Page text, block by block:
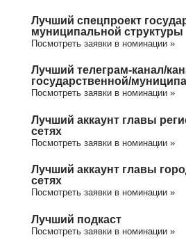
Лучший спецпроект
муниципальной структуры
Посмотреть заявки в номинации »
Лучший телеграм-канал/
государственной/
Посмотреть заявки в номинации »
Лучший аккаунт главы
сетях
Посмотреть заявки в номинации »
Лучший аккаунт главы
сетях
Посмотреть заявки в номинации »
Лучший подкаст
Посмотреть заявки в номинации »